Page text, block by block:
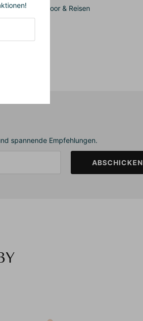
Alltag, Outdoor & Reisen
spannende Empfehlungen.
ABSCHICKEN